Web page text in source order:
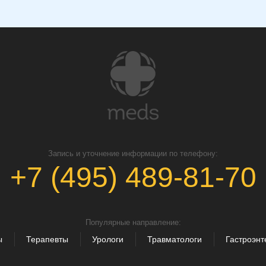
Запись и уточнение информации по телефону:
+7 (495) 489-81-70
Популярные направление:
Терапевты Урологи Травматологи